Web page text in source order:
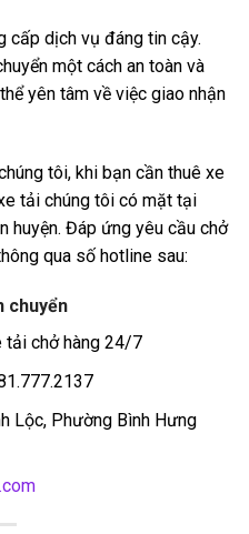
cấp dịch vụ đáng tin cậy.
một cách an toàn và
yên tâm về việc giao nhận
tôi, khi bạn cần thuê xe
tải chúng tôi có mặt tại
huyện. Đáp ứng yêu cầu chở
qua số hotline sau:
chuyển
tải chở hàng 24/7
Lộc, Phường Bình Hưng